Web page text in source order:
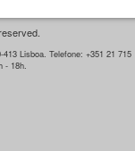
Lisboa. Telefone: +351 21 715
- 18h.